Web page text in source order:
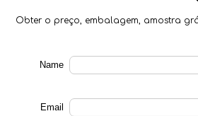
Obter o preço, embalagem, amostra
Name
Email